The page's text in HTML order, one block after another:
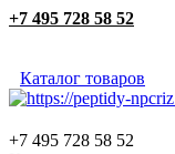
+7 495 728 58 52
Каталог товаров
+7 495 728 58 52